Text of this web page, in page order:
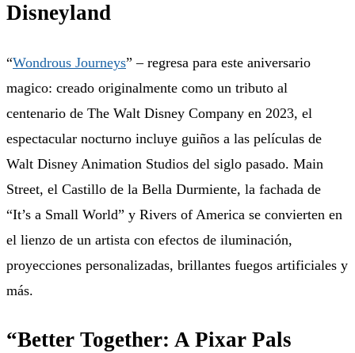
Disneyland
“Wondrous Journeys” – regresa para este aniversario
magico: creado originalmente como un tributo al
centenario de The Walt Disney Company en 2023, el
espectacular nocturno incluye guiños a las películas de
Walt Disney Animation Studios del siglo pasado. Main
Street, el Castillo de la Bella Durmiente, la fachada de
“It’s a Small World” y Rivers of America se convierten en
el lienzo de un artista con efectos de iluminación,
proyecciones personalizadas, brillantes fuegos artificiales y
más.
“Better Together: A Pixar Pals